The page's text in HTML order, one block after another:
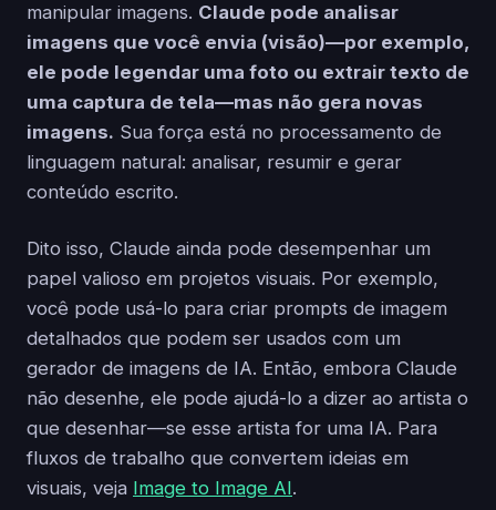
manipular imagens. Claude pode analisar
imagens que você envia (visão)—por exemplo,
ele pode legendar uma foto ou extrair texto de
uma captura de tela—mas não gera novas
imagens. Sua força está no processamento de
linguagem natural: analisar, resumir e gerar
conteúdo escrito.
Dito isso, Claude ainda pode desempenhar um
papel valioso em projetos visuais. Por exemplo,
você pode usá-lo para criar prompts de imagem
detalhados que podem ser usados com um
gerador de imagens de IA. Então, embora Claude
não desenhe, ele pode ajudá-lo a dizer ao artista o
que desenhar—se esse artista for uma IA. Para
fluxos de trabalho que convertem ideias em
visuais, veja Image to Image AI.